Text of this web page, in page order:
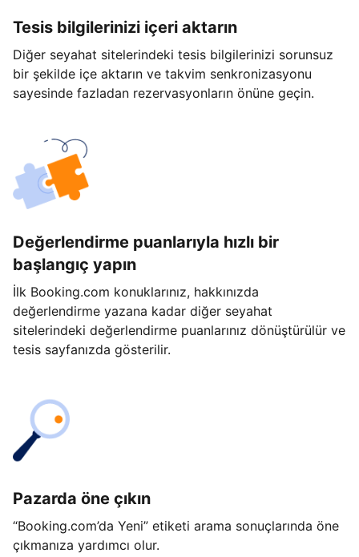
Tesis bilgilerinizi içeri aktarın
Diğer seyahat sitelerindeki tesis bilgilerinizi sorunsuz
bir şekilde içe aktarın ve takvim senkronizasyonu
sayesinde fazladan rezervasyonların önüne geçin.
Değerlendirme puanlarıyla hızlı bir
başlangıç yapın
İlk Booking.com konuklarınız, hakkınızda
değerlendirme yazana kadar diğer seyahat
sitelerindeki değerlendirme puanlarınız dönüştürülür ve
tesis sayfanızda gösterilir.
Pazarda öne çıkın
“Booking.com’da Yeni” etiketi arama sonuçlarında öne
çıkmanıza yardımcı olur.